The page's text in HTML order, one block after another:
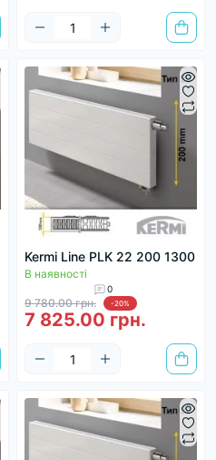
Kermi Line PLK 22 200 1300
В наявності
0
9 780.00 грн. -20%
7 825.00 грн.